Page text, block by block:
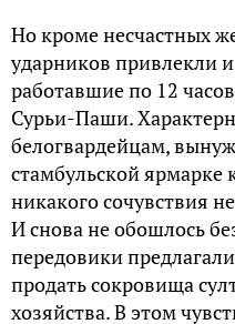
Но кроме несчастных
ударников привлекли
работавшие по 12
Сурьи-Паши.
белогвардейцам,
стамбульской ярмарке
никакого сочувствия
И снова не обошлось
передовики
продать сокровища
хозяйства. В этом